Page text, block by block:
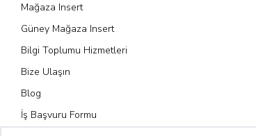
Mağaza Insert
Güney Mağaza Insert
Bilgi Toplumu Hizmetleri
Bize Ulaşın
Blog
İş Başvuru Formu